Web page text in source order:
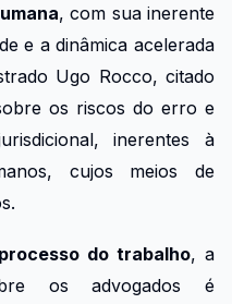
, com sua inerente
e a dinâmica acelerada
Ugo Rocco, citado
os riscos do erro e
inerentes à
cujos meios de
processo do trabalho, a
os advogados é